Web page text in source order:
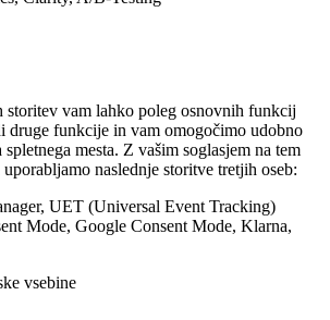
storitev vam lahko poleg osnovnih funkcij
druge funkcije in vam omogočimo udobno
spletnega mesta. Z vašim soglasjem na tem
uporabljamo naslednje storitve tretjih oseb:
UET (Universal Event Tracking)
Mode, Google Consent Mode, Klarna,
vsebine